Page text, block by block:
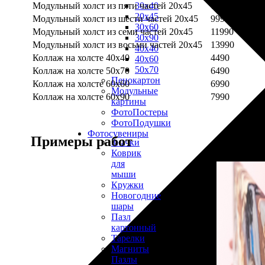
30х40
20х45
30х60
30х90
40х40
40х60
50х70
Пенокартон
Модульные
картины
ФотоПостеры
ФотоПодушки
Фотоcувениры
Значки
Коврик
для
мыши
Кружки
Новогодние
шары
Пазл
картонный
Тарелки
Магниты
Пазлы
Модульный холст из пяти частей 20х45
7990
Модульный холст из шести частей 20х45
9990
Модульный холст из семи частей 20х45
11990
Модульный холст из восьми частей 20х45
13990
Коллаж на холсте 40х40
4490
Коллаж на холсте 50х70
6490
Коллаж на холсте 60х60
6990
Коллаж на холсте 60х90
7990
Примеры работ